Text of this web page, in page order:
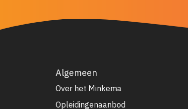
Algemeen
Over het Minkema
Opleidingenaanbod